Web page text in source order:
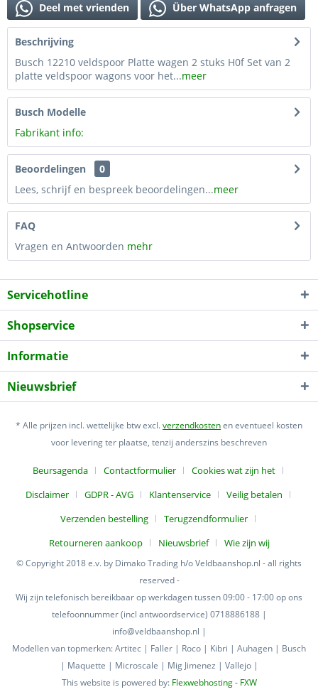
Deel met vrienden Über WhatsApp anfragen
Beschrijving
Busch 12210 veldspoor Platte wagen 2 stuks H0f Set van 2
platte veldspoor wagons voor het...meer
Busch Modelle
Fabrikant info:
Beoordelingen
0
Lees, schrijf en bespreek beoordelingen...meer
FAQ
Vragen en Antwoorden mehr
Servicehotline
Shopservice
Informatie
Nieuwsbrief
* Alle prijzen incl. wettelijke btw excl.verzendkostenen eventueel kosten
voor levering ter plaatse, tenzij anderszins beschreven
Beursagenda Contactformulier
Cookies wat zijn het
Disclaimer
GDPR - AVG Klantenservice
Veilig betalen
Verzenden bestelling
Terugzendformulier
Retourneren aankoop
Nieuwsbrief Wie zijn wij
© Copyright 2018 e.v. by Dimako Trading h/o Veldbaanshop.nl - all rights
reserved -
Wij zijn telefonisch bereikbaar op werkdagen tussen 09:00 - 17:00 op ons
telefoonnummer (incl antwoordservice) 0718886188 |
info@veldbaanshop.nl |
Modellen van topmerken: Artitec | Faller | Roco | Kibri | Auhagen | Busch
| Maquette | Microscale | Mig Jimenez | Vallejo |
This website is powered by: Flexwebhosting - FXW